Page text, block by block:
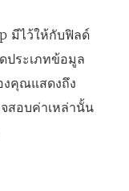
ห
มีไว้ให้กับฟิลด์
ระเภทข้อมูล
คุณแสดงถึง
สอบค่าเหล่านั้น